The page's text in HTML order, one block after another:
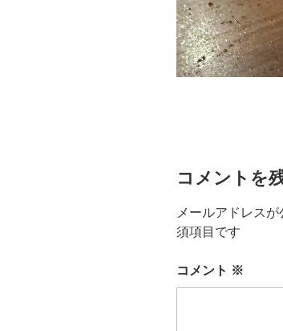
コメントを
メールアドレスが
須項目です
コメント ※